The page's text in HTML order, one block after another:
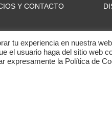
Y CONTACTO
los derechos reservados.
tu experiencia en nuestra
el usuario haga del sitio web
expresamente la Política de